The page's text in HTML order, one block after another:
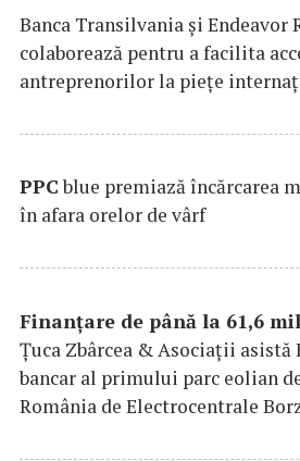
Banca Transilvania şi Endeavor
colaborează pentru a facilita
antreprenorilor la pieţe
PPCblue premiază încărcarea
în afara orelor de vârf
Finanțare de până la 61,6
Țuca Zbârcea & Asociații asistă
bancar al primului parc eolian
România de Electrocentrale